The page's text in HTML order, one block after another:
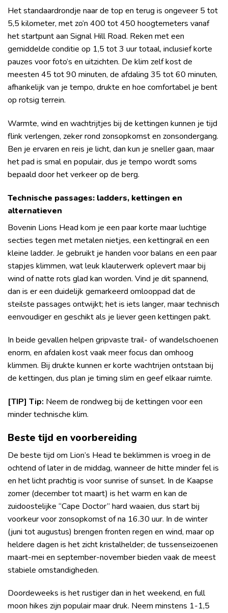
Het standaardrondje naar de top en terug is ongeveer 5 tot
5,5 kilometer, met zo’n 400 tot 450 hoogtemeters vanaf
het startpunt aan Signal Hill Road. Reken met een
gemiddelde conditie op 1,5 tot 3 uur totaal, inclusief korte
pauzes voor foto’s en uitzichten. De klim zelf kost de
meesten 45 tot 90 minuten, de afdaling 35 tot 60 minuten,
afhankelijk van je tempo, drukte en hoe comfortabel je bent
op rotsig terrein.
Warmte, wind en wachtrijtjes bij de kettingen kunnen je tijd
flink verlengen, zeker rond zonsopkomst en zonsondergang.
Ben je ervaren en reis je licht, dan kun je sneller gaan, maar
het pad is smal en populair, dus je tempo wordt soms
bepaald door het verkeer op de berg.
Technische passages: ladders, kettingen en
alternatieven
Bovenin Lions Head kom je een paar korte maar luchtige
secties tegen met metalen nietjes, een kettingrail en een
kleine ladder. Je gebruikt je handen voor balans en een paar
stapjes klimmen, wat leuk klauterwerk oplevert maar bij
wind of natte rots glad kan worden. Vind je dit spannend,
dan is er een duidelijk gemarkeerd omlooppad dat de
steilste passages ontwijkt; het is iets langer, maar technisch
eenvoudiger en geschikt als je liever geen kettingen pakt.
In beide gevallen helpen gripvaste trail- of wandelschoenen
enorm, en afdalen kost vaak meer focus dan omhoog
klimmen. Bij drukte kunnen er korte wachtrijen ontstaan bij
de kettingen, dus plan je timing slim en geef elkaar ruimte.
[TIP] Tip: Neem de rondweg bij de kettingen voor een
minder technische klim.
Beste tijd en voorbereiding
De beste tijd om Lion’s Head te beklimmen is vroeg in de
ochtend of later in de middag, wanneer de hitte minder fel is
en het licht prachtig is voor sunrise of sunset. In de Kaapse
zomer (december tot maart) is het warm en kan de
zuidoostelijke “Cape Doctor” hard waaien, dus start bij
voorkeur voor zonsopkomst of na 16.30 uur. In de winter
(juni tot augustus) brengen fronten regen en wind, maar op
heldere dagen is het zicht kristalhelder; de tussenseizoenen
maart-mei en september-november bieden vaak de meest
stabiele omstandigheden.
Doordeweeks is het rustiger dan in het weekend, en full
moon hikes zijn populair maar druk. Neem minstens 1-1,5